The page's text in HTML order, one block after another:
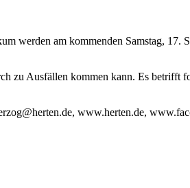
werden am kommenden Samstag, 17.
zu Ausfällen kommen kann. Es betrifft
www.herten.de,